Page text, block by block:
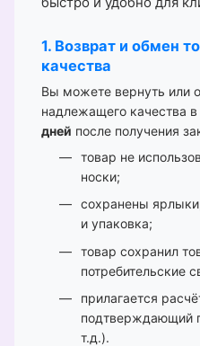
1. Возврат и обмен
качества
Вы можете вернуть или
надлежащего качества в
дней после получения
товар не
носки;
сохранены
и упаковка;
товар сохранил
потребительские
прилагается
подтверждающий
т.д.).